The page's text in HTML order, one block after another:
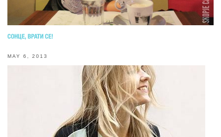
СОНЦЕ, ВРАТИ СЕ!
MAY 6, 2013